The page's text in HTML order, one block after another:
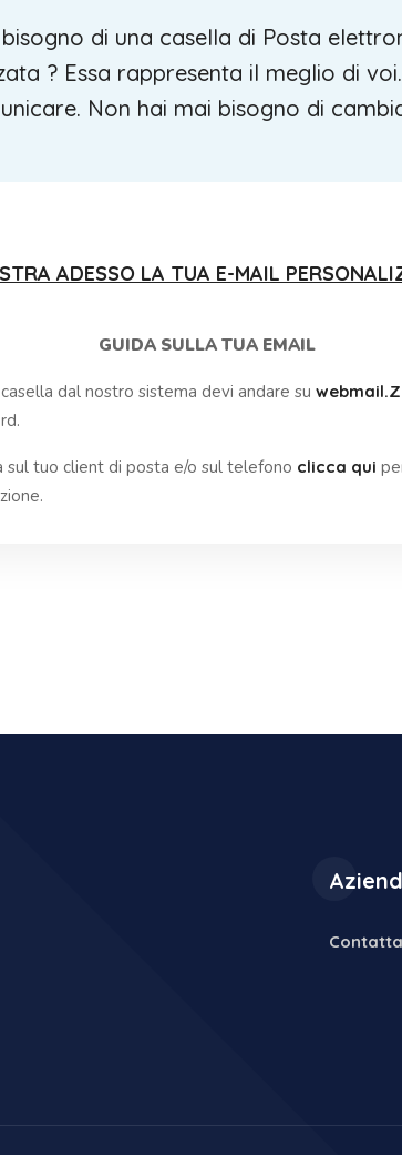
di una casella di Posta
? Essa rappresenta il meglio di
Non hai mai bisogno di
ADESSO LA TUA E-MAIL
GUIDA SULLA TUA EMAIL
dal nostro sistema devi andare su
sul tuo client di posta e/o sul telefono clicca qui